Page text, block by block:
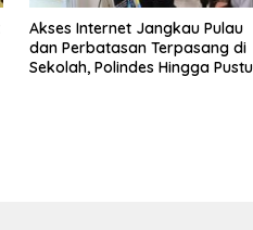
Akses Internet Jangkau Pulau
dan Perbatasan Terpasang di
Sekolah, Polindes Hingga Pustu